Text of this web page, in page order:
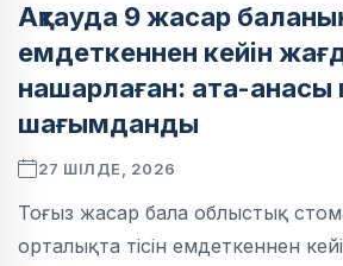
Ақтауда 9 жасар
емдеткеннен кейін
нашарлаған: ата-анасы
шағымданды
27 ШІЛДЕ, 2026
Тоғыз жасар бала облыстық
орталықта тісін емдеткеннен